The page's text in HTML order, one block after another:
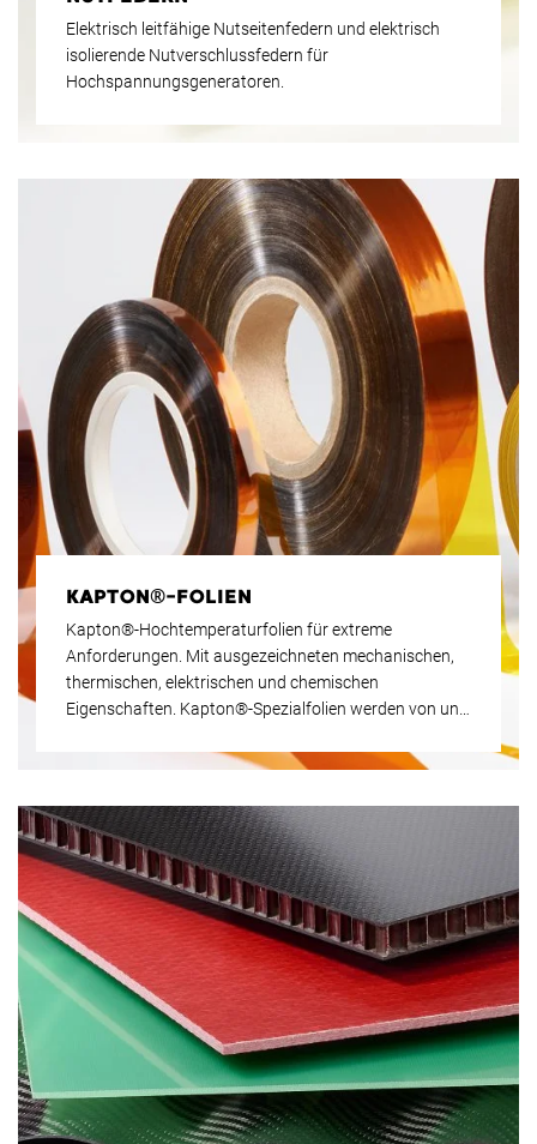
Elektrisch leitfähige Nutseitenfedern und elektrisch
isolierende Nutverschlussfedern für
Hochspannungsgeneratoren.
KAPTON®-FOLIEN
Kapton®-Hochtemperaturfolien für extreme
Anforderungen. Mit ausgezeichneten mechanischen,
thermischen, elektrischen und chemischen
Eigenschaften. Kapton®-Spezialfolien werden von uns
Kapton® Vertragshändler seit 1989 hat Krempel
Anwendungen.